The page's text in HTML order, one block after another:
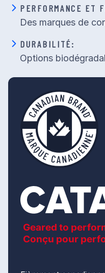
PERFORMANCE ET
Des marques de
DURABILITÉ:
Options
Geared to
Conçu pour